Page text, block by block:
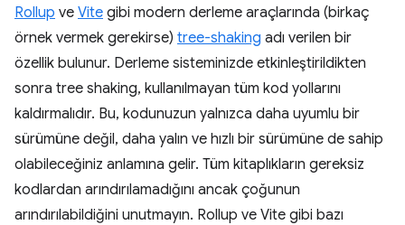
Rollup ve Vite gibi modern derleme araçlarında (birkaç
örnek vermek gerekirse) tree-shaking adı verilen bir
özellik bulunur. Derleme sisteminizde etkinleştirildikten
sonra tree shaking, kullanılmayan tüm kod yollarını
kaldırmalıdır. Bu, kodunuzun yalnızca daha uyumlu bir
sürümüne değil, daha yalın ve hızlı bir sürümüne de sahip
olabileceğiniz anlamına gelir. Tüm kitaplıkların gereksiz
kodlardan arındırılamadığını ancak çoğunun
arındırılabildiğini unutmayın. Rollup ve Vite gibi bazı